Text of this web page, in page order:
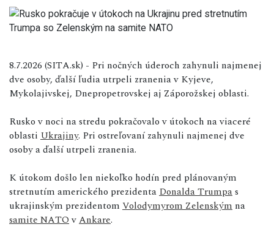
8.7.2026 (SITA.sk) - Pri nočných úderoch zahynuli najmenej
dve osoby, ďalší ľudia utrpeli zranenia v Kyjeve,
Mykolajivskej, Dnepropetrovskej aj Záporožskej oblasti.
Rusko v noci na stredu pokračovalo v útokoch na viaceré
oblasti Ukrajiny. Pri ostreľovaní zahynuli najmenej dve
osoby a ďalší utrpeli zranenia.
K útokom došlo len niekoľko hodín pred plánovaným
stretnutím amerického prezidenta Donalda Trumpas
ukrajinským prezidentom Volodymyrom Zelenským na
samite NATOvAnkare.